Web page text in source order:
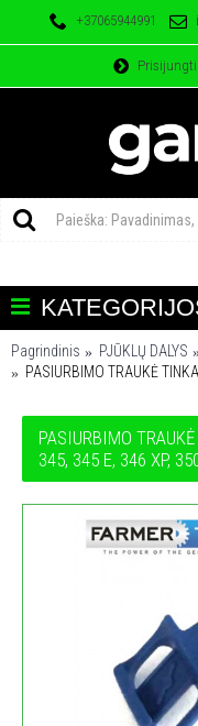
+37065944991
Prisijungti
Pagrindinis PJŪKLŲ DALYS
PASIURBIMO TRAUKĖ
PASIURBIMO
345, 345 E, 346 XP,